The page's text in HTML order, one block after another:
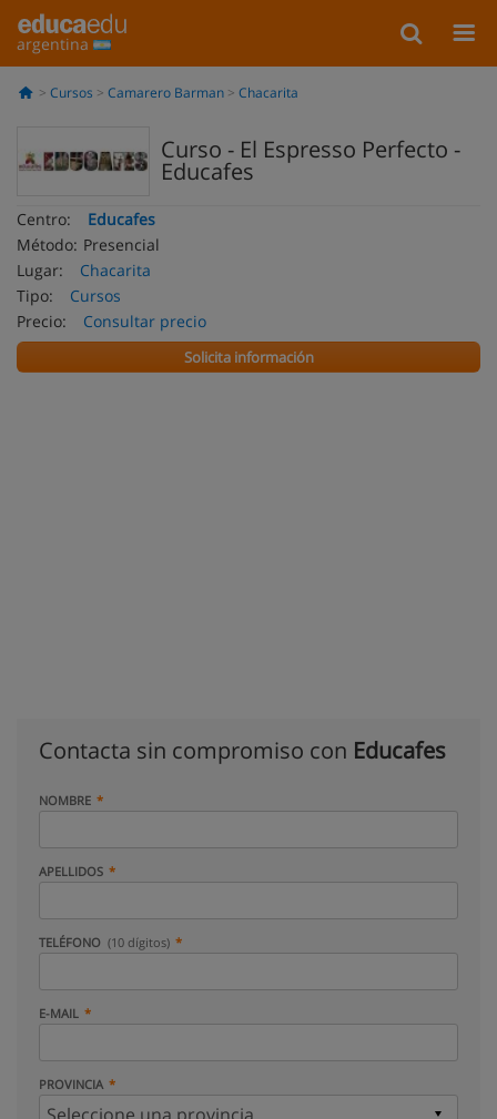
argentina
Cursos Camarero Barman Chacarita
Curso - El Espresso Perfecto -
Educafes
Centro:
Educafes
Método: Presencial
Lugar:
Chacarita
Tipo:
Cursos
Precio:
Consultar precio
Solicita información
Contacta sin compromiso con Educafes
NOMBRE
APELLIDOS
TELÉFONO (10 dígitos)
E-MAIL
PROVINCIA